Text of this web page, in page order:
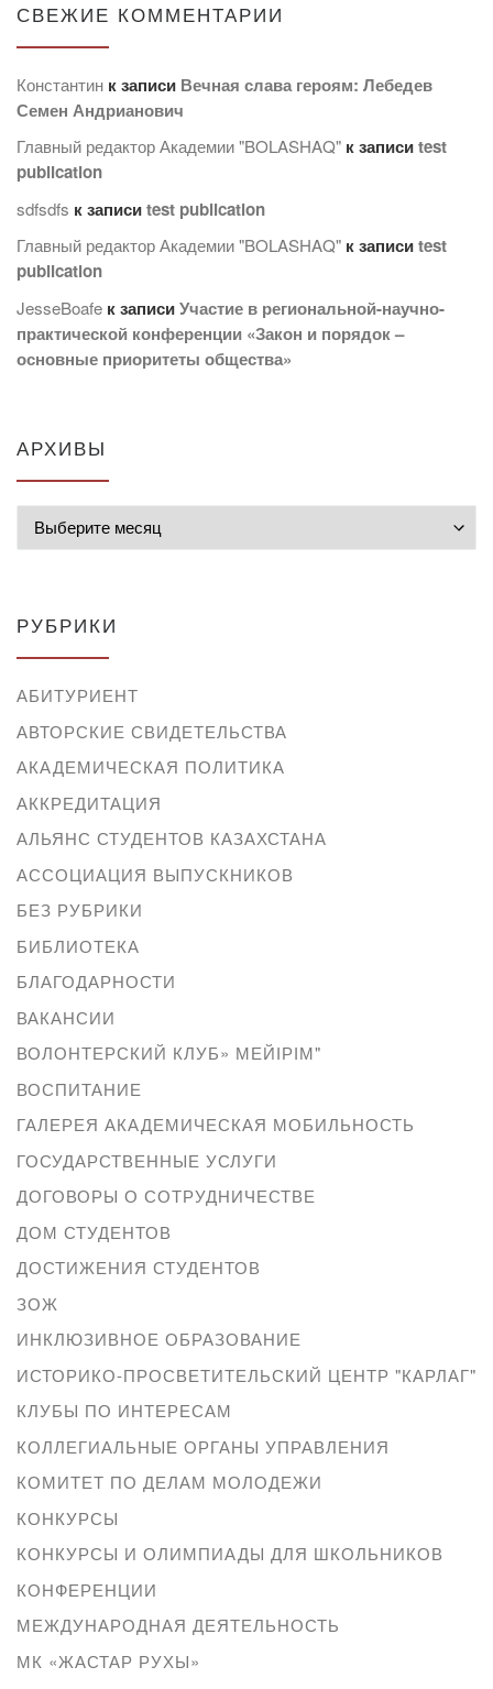
СВЕЖИЕ КОММЕНТАРИИ
Константин к записи Вечная слава героям: Лебедев
Семен Андрианович
Главный редактор Академии "BOLASHAQ" к записиtest
publication
sdfsdfs к записиtest publication
Главный редактор Академии "BOLASHAQ" к записиtest
publication
JesseBoafe к записиУчастие в региональной-научно-
практической конференции «Закон и порядок –
основные приоритеты общества»
АРХИВЫ
РУБРИКИ
АБИТУРИЕНТ
АВТОРСКИЕ СВИДЕТЕЛЬСТВА
АКАДЕМИЧЕСКАЯ ПОЛИТИКА
АККРЕДИТАЦИЯ
АЛЬЯНС СТУДЕНТОВ КАЗАХСТАНА
АССОЦИАЦИЯ ВЫПУСКНИКОВ
БЕЗ РУБРИКИ
БИБЛИОТЕКА
БЛАГОДАРНОСТИ
ВАКАНСИИ
ВОЛОНТЕРСКИЙ КЛУБ» МЕЙІРІМ"
ВОСПИТАНИЕ
ГАЛЕРЕЯ АКАДЕМИЧЕСКАЯ МОБИЛЬНОСТЬ
ГОСУДАРСТВЕННЫЕ УСЛУГИ
ДОГОВОРЫ О СОТРУДНИЧЕСТВЕ
ДОМ СТУДЕНТОВ
ДОСТИЖЕНИЯ СТУДЕНТОВ
ЗОЖ
ИНКЛЮЗИВНОЕ ОБРАЗОВАНИЕ
ИСТОРИКО-ПРОСВЕТИТЕЛЬСКИЙ ЦЕНТР "КАРЛАГ"
КЛУБЫ ПО ИНТЕРЕСАМ
КОЛЛЕГИАЛЬНЫЕ ОРГАНЫ УПРАВЛЕНИЯ
КОМИТЕТ ПО ДЕЛАМ МОЛОДЕЖИ
КОНКУРСЫ
КОНКУРСЫ И ОЛИМПИАДЫ ДЛЯ ШКОЛЬНИКОВ
КОНФЕРЕНЦИИ
МЕЖДУНАРОДНАЯ ДЕЯТЕЛЬНОСТЬ
МК «ЖАСТАР РУХЫ»